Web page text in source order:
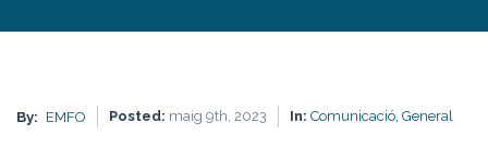
By: EMFO Posted: maig 9th, 2023 In: Comunicació, General